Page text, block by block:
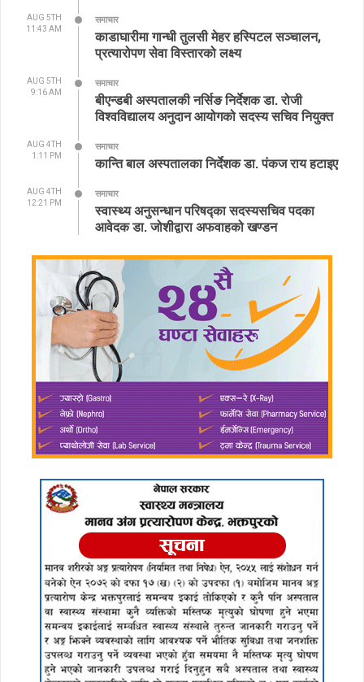
AUG 5TH
11:43 AM
समाचार
काडाघारीमा गान्धी तुलसी मेहर हस्पिटल सञ्चालन,
प्रत्यारोपण सेवा विस्तारको लक्ष्य
AUG 5TH
9:16 AM
समाचार
बीएन्डबी अस्पतालकी नर्सिङ निर्देशक डा. रोजी
विश्वविद्यालय अनुदान आयोगको सदस्य सचिव नियुक्त
AUG 4TH
1:11 PM
समाचार
कान्ति बाल अस्पतालका निर्देशक डा. पंकज राय हटाइए
AUG 4TH
12:21 PM
समाचार
स्वास्थ्य अनुसन्धान परिषद्का सदस्यसचिव पदका
आवेदक डा. जोशीद्वारा अफवाहको खण्डन